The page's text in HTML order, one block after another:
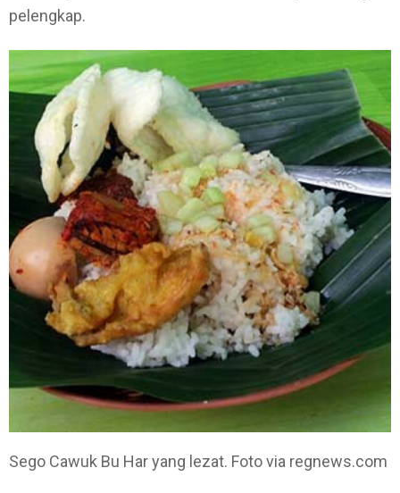
pelengkap.
Sego Cawuk Bu Har yang lezat. Foto via regnews.com